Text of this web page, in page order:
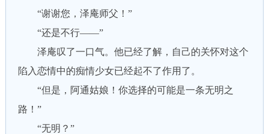
“谢谢您，泽庵师父！”
“还是不行——”
泽庵叹了一口气。他已经了解，自己的关怀对这个
陷入恋情中的痴情少女已经起不了作用了。
“但是，阿通姑娘！你选择的可能是一条无明之
路！”
“无明？”